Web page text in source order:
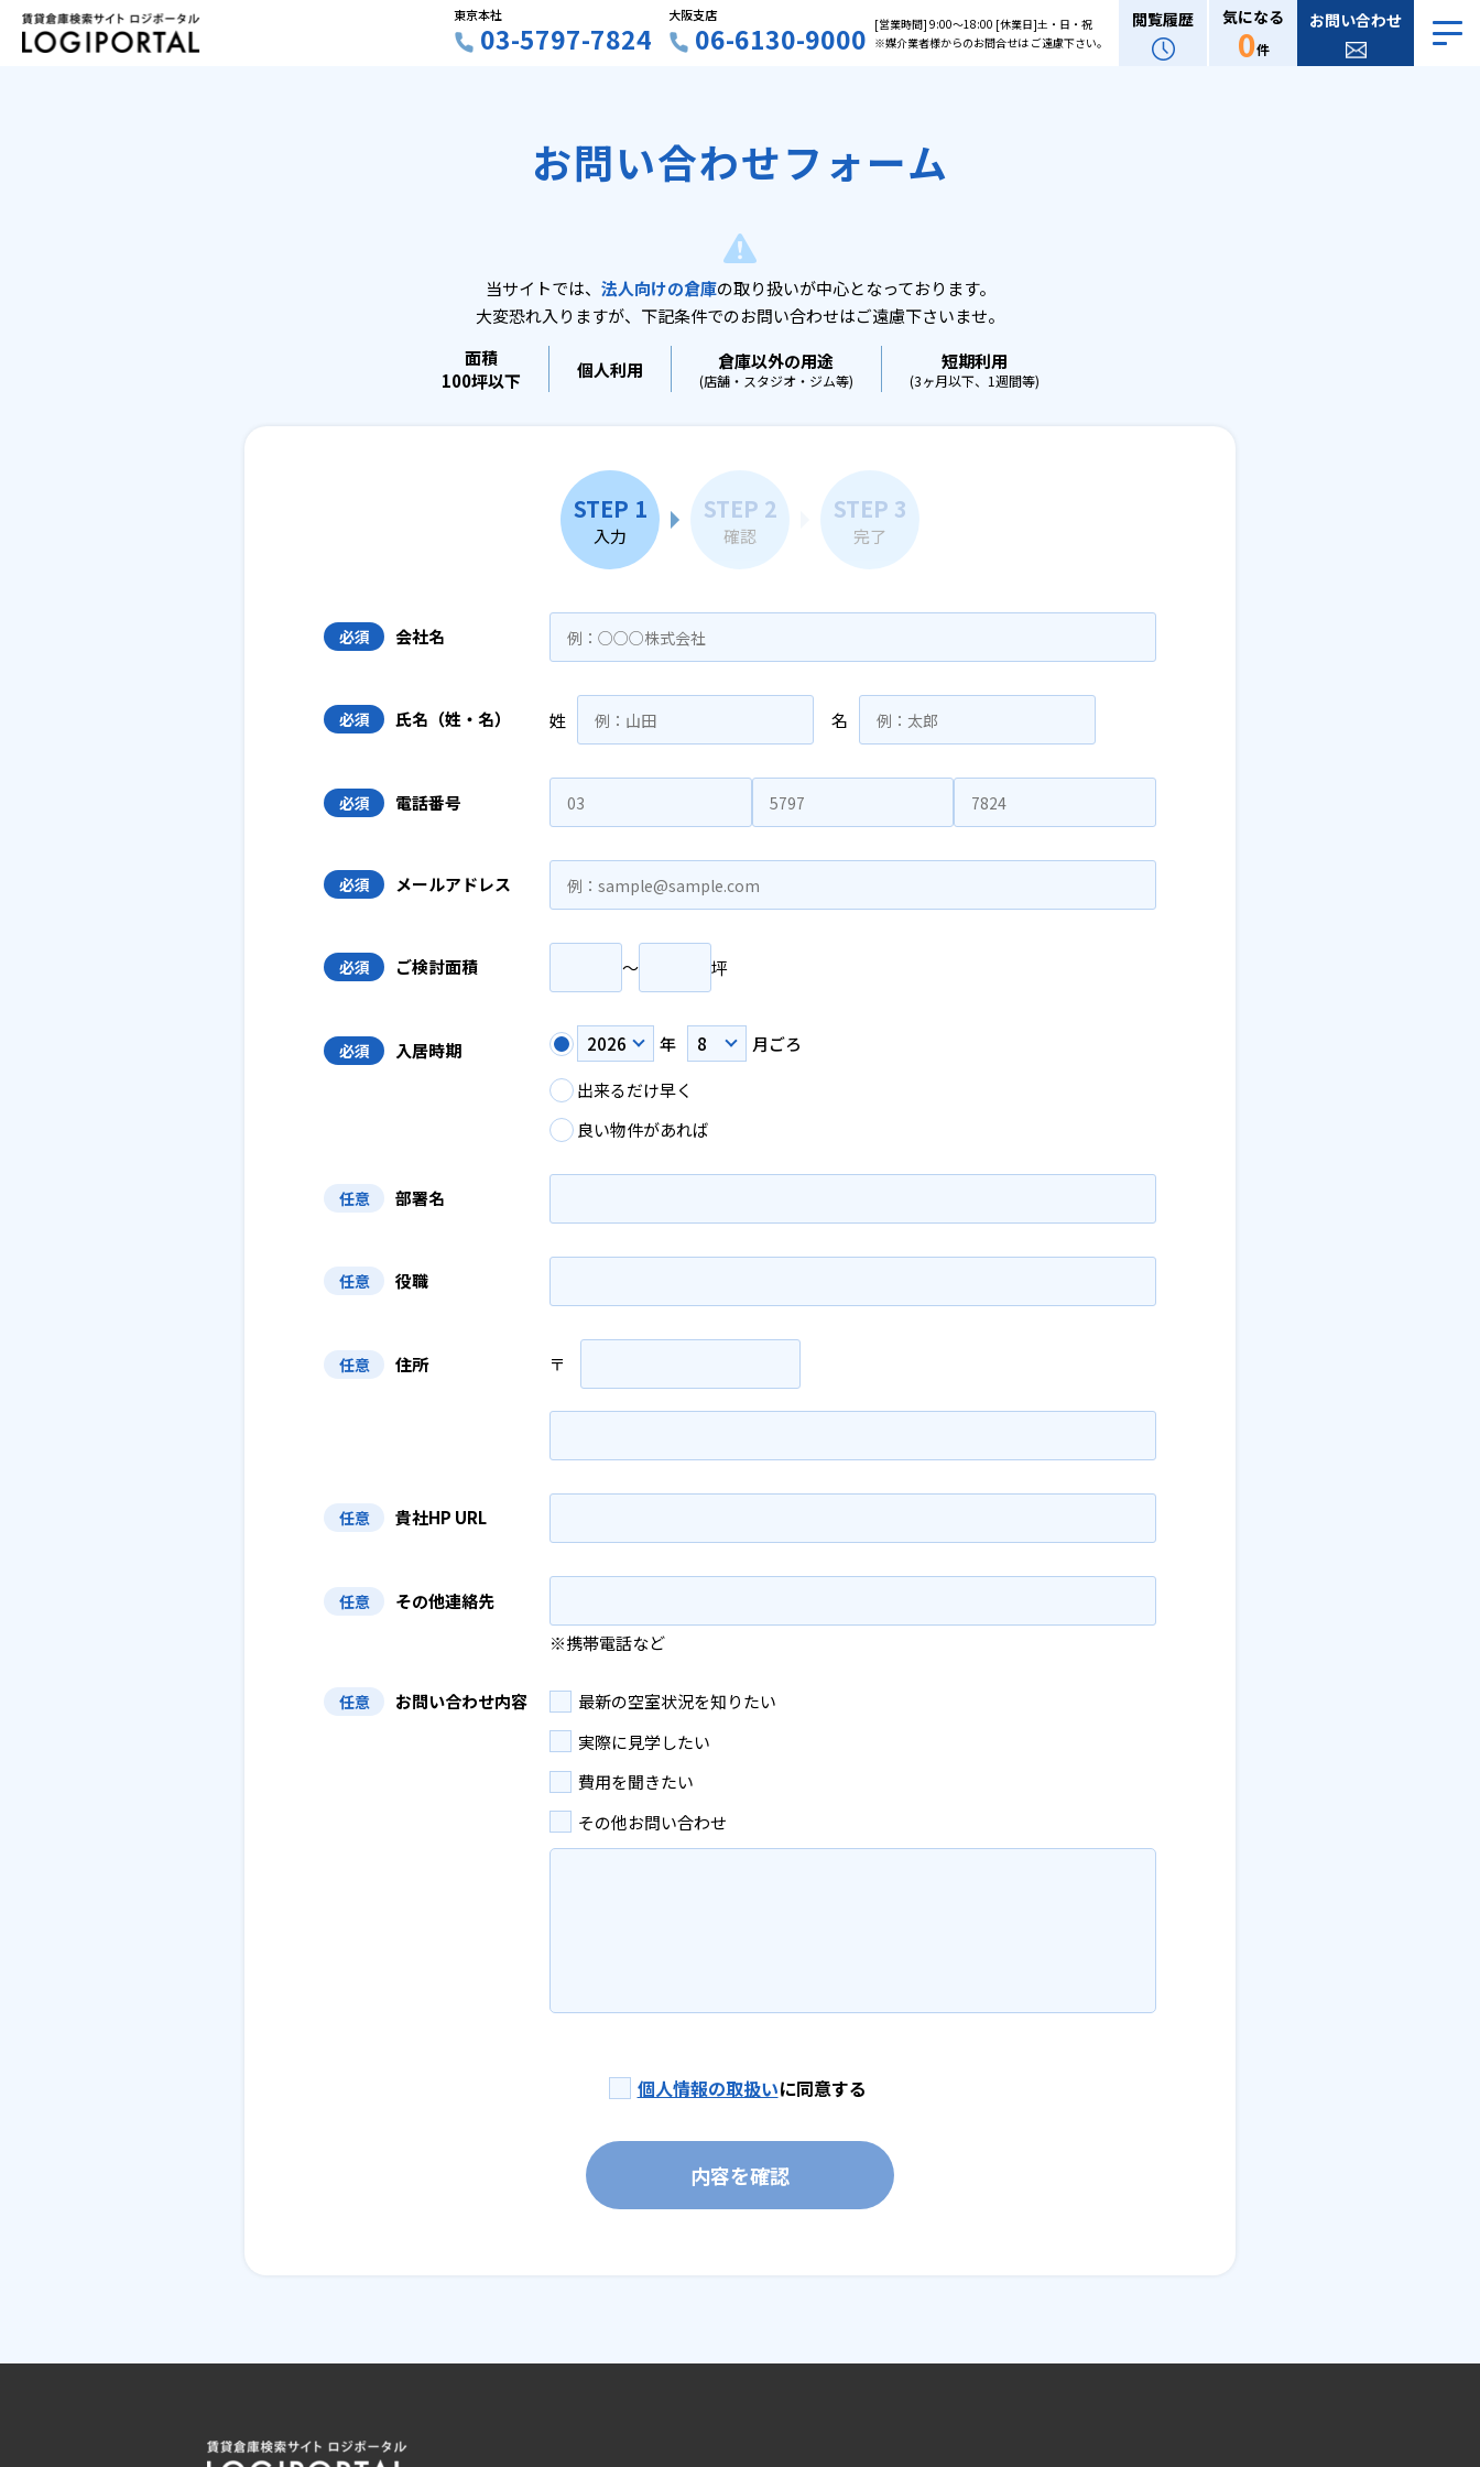
東京本社
03-5797-7824
大阪支店
06-6130-9000 [営業時間] 9:00〜18:00 [休業日]土・日・祝
※媒介業者様からのお問合せは ご遠慮下さい。
閲覧履歴 気になる
0件
お問い合わせ
お問い合わせフォーム
当サイトでは、 法人向けの倉庫の取り扱いが中心となっております。
大変恐れ入りますが、下記条件でのお問い合わせはご遠慮下さいませ。
面積
100坪以下
個人利用 倉庫以外の用途
(店舗・スタジオ・ジム等)
短期利用
(3ヶ月以下、1週間等)
STEP 1
入力
STEP 2
確認
STEP 3
完了
必須 会社名
必須 氏名（姓・名） 姓 名
必須 電話番号
必須 メールアドレス
必須 ご検討面積 〜 坪
必須 入居時期 年
月ごろ
出来るだけ早く
良い物件があれば
任意 部署名
任意 役職
任意 住所 〒
任意 貴社HP URL
任意
その他連絡先
※携帯電話など
任意 お問い合わせ内容
最新の空室状況を知りたい
実際に見学したい
費用を聞きたい
その他お問い合わせ
個人情報の取扱いに同意する
内容を確認